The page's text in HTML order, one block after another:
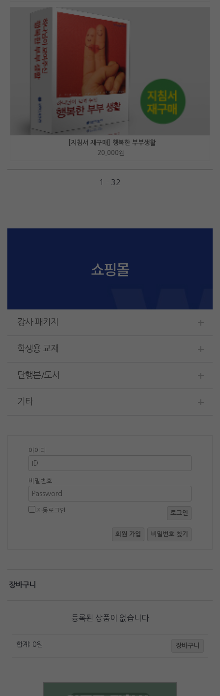
[지침서 재구매] 행복한 부부생활
20,000원
1 - 32
쇼핑몰
강사 패키지
학생용 교재
단행본/도서
기타
아이디
비밀번호
자동로그인 로그인
회원 가입 비밀번호 찾기
장바구니
등록된 상품이 없습니다
합계: 0원 장바구니